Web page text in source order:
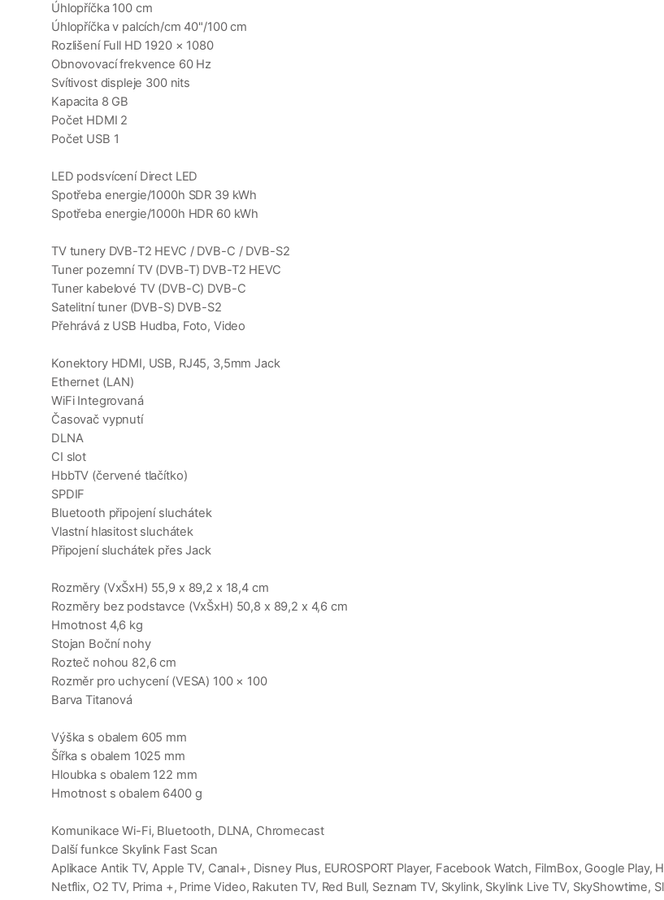
Úhlopříčka 100 cm
Úhlopříčka v palcích/cm 40"/100 cm
Rozlišení Full HD 1920 × 1080
Obnovovací frekvence 60 Hz
Svítivost displeje 300 nits
Kapacita 8 GB
Počet HDMI 2
Počet USB 1
LED podsvícení Direct LED
Spotřeba energie/1000h SDR 39 kWh
Spotřeba energie/1000h HDR 60 kWh
TV tunery DVB-T2 HEVC / DVB-C / DVB-S2
Tuner pozemní TV (DVB-T) DVB-T2 HEVC
Tuner kabelové TV (DVB-C) DVB-C
Satelitní tuner (DVB-S) DVB-S2
Přehrává z USB Hudba, Foto, Video
Konektory HDMI, USB, RJ45, 3,5mm Jack
Ethernet (LAN)
WiFi Integrovaná
Časovač vypnutí
DLNA
CI slot
HbbTV (červené tlačítko)
SPDIF
Bluetooth připojení sluchátek
Vlastní hlasitost sluchátek
Připojení sluchátek přes Jack
Rozměry (VxŠxH) 55,9 x 89,2 x 18,4 cm
Rozměry bez podstavce (VxŠxH) 50,8 x 89,2 x 4,6 cm
Hmotnost 4,6 kg
Stojan Boční nohy
Rozteč nohou 82,6 cm
Rozměr pro uchycení (VESA) 100 × 100
Barva Titanová
Výška s obalem 605 mm
Šířka s obalem 1025 mm
Hloubka s obalem 122 mm
Hmotnost s obalem 6400 g
Komunikace Wi-Fi, Bluetooth, DLNA, Chromecast
Další funkce Skylink Fast Scan
Aplikace Antik TV, Apple TV, Canal+, Disney Plus, EUROSPORT Player, Facebook Watch, FilmBox, Google
Netflix, O2 TV, Prima +, Prime Video, Rakuten TV, Red Bull, Seznam TV, Skylink, Skylink Live TV, SkyShowtime,